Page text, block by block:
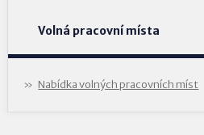
Volná pracovní místa
Nabídka volných pracovních míst